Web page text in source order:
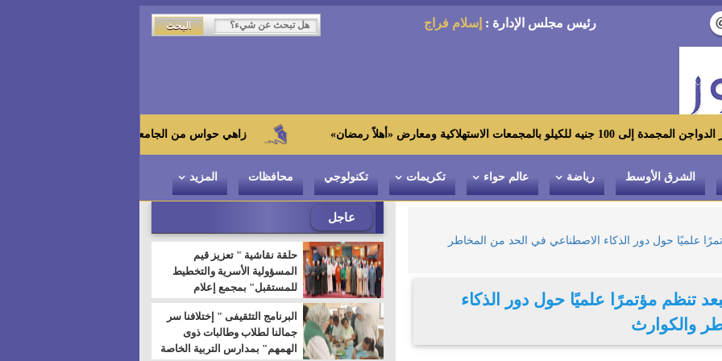
رئيس مجلس الإدارة : إسلام فراج
زاهي حواس من الجامعة اليابانية : "توت عنخ آمون" هو بطل المتحف «أهلاً رمضان»
الشرق الأوسط رياضة عالم حواء تكريمات تكنولوجي محافظات المزيد
علميًا حول دور الذكاء الاصطناعي في الحد من المخاطر
تنظم مؤتمرًا علميًا حول دور الذكاء
والكوارث
عاجل
حلقة نقاشية " تعزيز قيم
المسؤولية الأسرية والتخطيط
للمستقبل" بمجمع إعلام
السويس
البرنامج التثقيفى " إختلافنا سر
جمالنا لطلاب وطالبات ذوى
الهمهم" بمدارس التربية الخاصة